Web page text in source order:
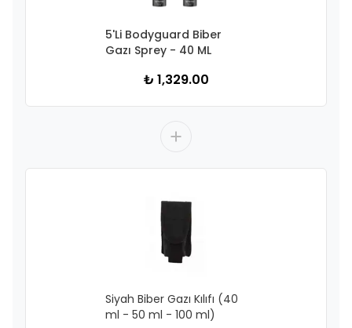
5'Li Bodyguard Biber
Gazı Sprey - 40 ML
₺ 1,329.00
Siyah Biber Gazı Kılıfı (40
ml - 50 ml - 100 ml)